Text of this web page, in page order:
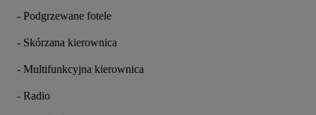
- Podgrzewane fotele
- Skórzana kierownica
- Multifunkcyjna kierownica
- Radio